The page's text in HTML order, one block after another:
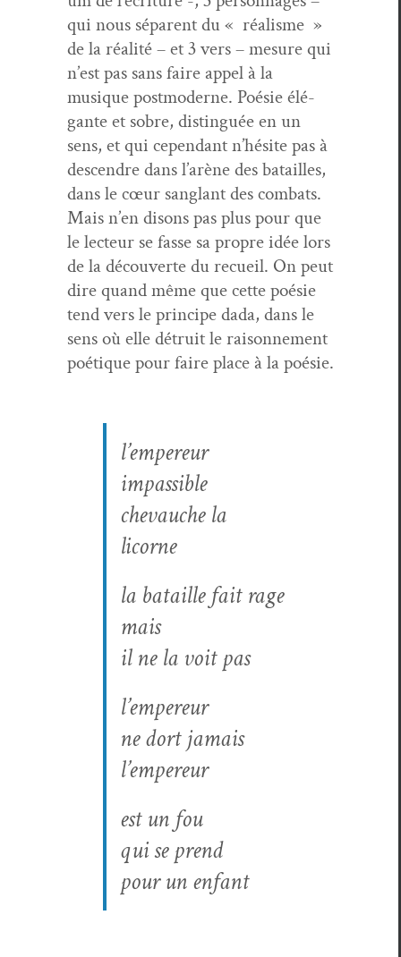
qui nous sépar­ent du « réal­isme »
de la réal­ité – et 3 vers – mesure qui
n’est pas sans faire appel à la
musique post­mod­erne. Poésie élé­
gante et sobre, dis­tin­guée en un
sens, et qui cepen­dant n’hésite pas à
descen­dre dans l’arène des batailles,
dans le cœur sanglant des com­bats.
Mais n’en dis­ons pas plus pour que
le lecteur se fasse sa pro­pre idée lors
de la décou­verte du recueil. On peut
dire quand même que cette poésie
tend vers le principe dada, dans le
sens où elle détru­it le raison­nement
poé­tique pour faire place à la poésie.
l’empereur
impas­si­ble
chevauche la
licorne
la bataille fait rage
mais
il ne la voit pas
l’empereur
ne dort jamais
l’empereur
est un fou
qui se prend
pour un enfant